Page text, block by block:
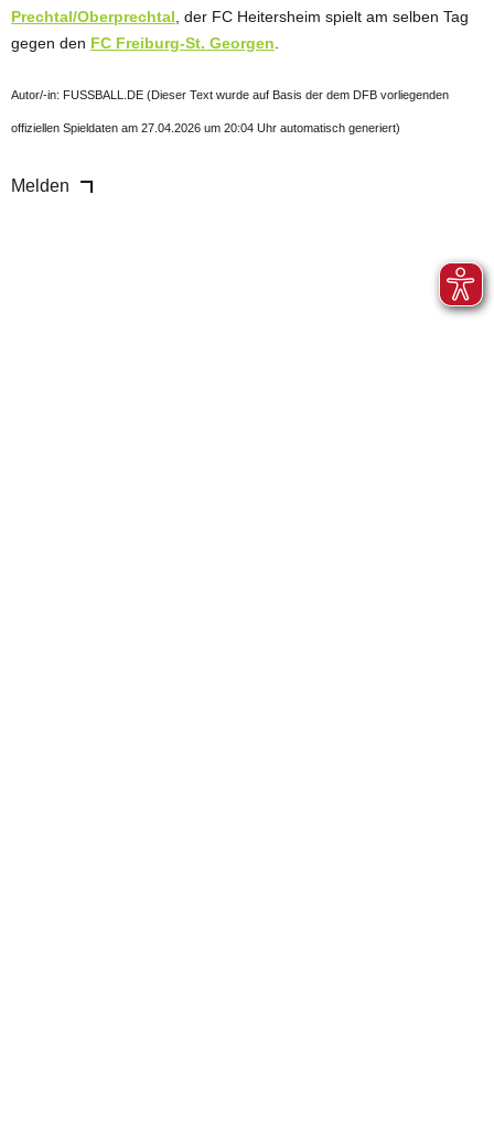
Prechtal/Oberprechtal , der FC Heitersheim spielt am selben Tag
gegen den FC Freiburg-St. Georgen
Autor/-in: FUSSBALL.DE (Dieser Text wurde auf Basis der dem DFB vorliegenden
offiziellen Spieldaten am 27.04.2026 um 20:04 Uhr automatisch generiert)
Melden